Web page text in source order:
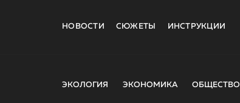
НОВОСТИ СЮЖЕТЫ ИНСТРУКЦИИ
ЭКОЛОГИЯ ЭКОНОМИКА ОБЩЕСТВО